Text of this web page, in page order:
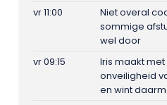
vr 11:00
Niet overal
sommige
wel door
vr 09:15
Iris maakt
onveiligheid
en wint